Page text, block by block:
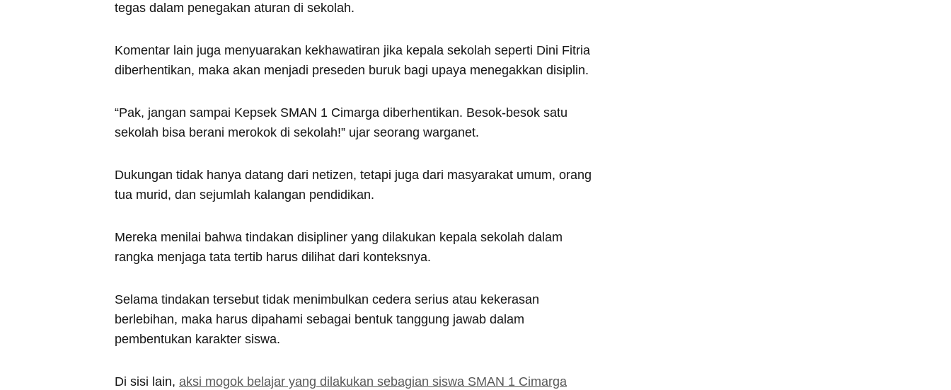
tegas dalam penegakan aturan di sekolah.
Komentar lain juga menyuarakan kekhawatiran jika kepala sekolah seperti Dini Fitria
diberhentikan, maka akan menjadi preseden buruk bagi upaya menegakkan disiplin.
“Pak, jangan sampai Kepsek SMAN 1 Cimarga diberhentikan. Besok-besok satu
sekolah bisa berani merokok di sekolah!” ujar seorang warganet.
Dukungan tidak hanya datang dari netizen, tetapi juga dari masyarakat umum, orang
tua murid, dan sejumlah kalangan pendidikan.
Mereka menilai bahwa tindakan disipliner yang dilakukan kepala sekolah dalam
rangka menjaga tata tertib harus dilihat dari konteksnya.
Selama tindakan tersebut tidak menimbulkan cedera serius atau kekerasan
berlebihan, maka harus dipahami sebagai bentuk tanggung jawab dalam
pembentukan karakter siswa.
Di sisi lain, aksi mogok belajar yang dilakukan sebagian siswa SMAN 1 Cimarga